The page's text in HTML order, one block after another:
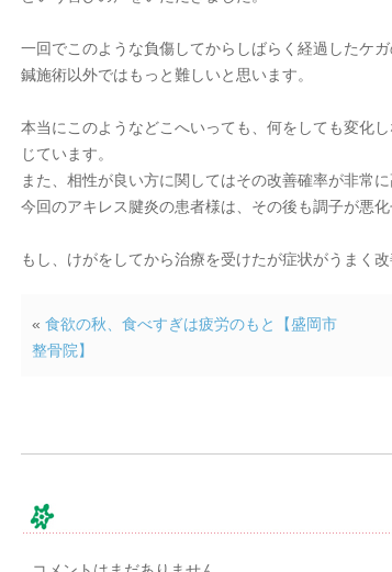
一回でこのような負傷してからしばらく経過したケ
鍼施術以外ではもっと難しいと思います。
本当にこのようなどこへいっても、何をしても変化
じています。
また、相性が良い方に関してはその改善確率が非常に
今回のアキレス腱炎の患者様は、その後も調子が悪
もし、けがをしてから治療を受けたが症状がうまく
« 食欲の秋、食べすぎは疲労のもと【盛岡市
整骨院】